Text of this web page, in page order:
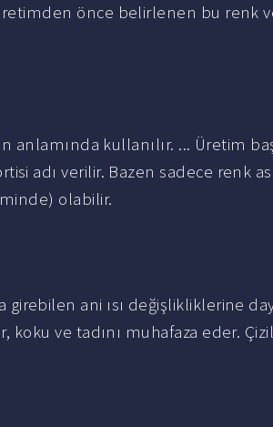
önce belirlenen bu renk
anlamında kullanılır. ... Üretim
adı verilir. Bazen sadece renk
olabilir.
ani ısı değişlikliklerine
koku ve tadını muhafaza eder.